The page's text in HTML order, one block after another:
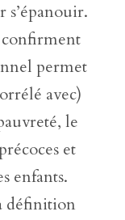
s’épanouir.
confirment
permet
avec)
le
et
enfants.
définition